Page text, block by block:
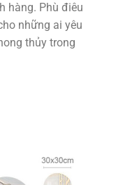
hàng. Phù điêu
những ai yêu
thủy trong